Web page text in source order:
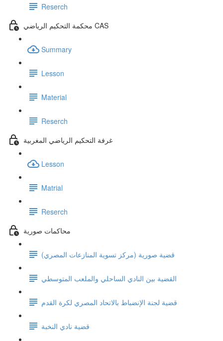
Reserch
محكمة التحكيم الرياضي CAS
Summary
Lesson
Material
Reserch
غرفة التحكيم الرياضي المغربية
Lesson
Matrial
Reserch
محاكمات صورية
قضية صورية (مركز تسوية المنازعات المصري)
القضية بين النادي الساحلي والملعب المتوسطي
قضية لجنة الإنضباط بالاتحاد المصري لكرة القدم
قضية نادي النخبة